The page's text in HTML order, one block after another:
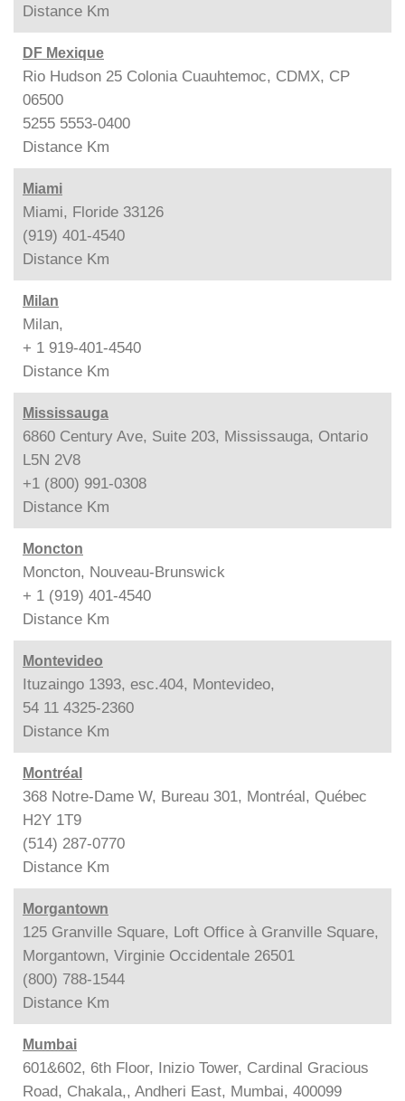
Distance Km
DF Mexique
Rio Hudson 25 Colonia Cuauhtemoc, CDMX, CP
06500
5255 5553-0400
Distance Km
Miami
Miami, Floride 33126
(919) 401-4540
Distance Km
Milan
Milan,
+ 1 919-401-4540
Distance Km
Mississauga
6860 Century Ave, Suite 203, Mississauga, Ontario
L5N 2V8
+1 (800) 991-0308
Distance Km
Moncton
Moncton, Nouveau-Brunswick
+ 1 (919) 401-4540
Distance Km
Montevideo
Ituzaingo 1393, esc.404, Montevideo,
54 11 4325-2360
Distance Km
Montréal
368 Notre-Dame W, Bureau 301, Montréal, Québec
H2Y 1T9
(514) 287-0770
Distance Km
Morgantown
125 Granville Square, Loft Office à Granville Square,
Morgantown, Virginie Occidentale 26501
(800) 788-1544
Distance Km
Mumbai
601&602, 6th Floor, Inizio Tower, Cardinal Gracious
Road, Chakala,, Andheri East, Mumbai, 400099